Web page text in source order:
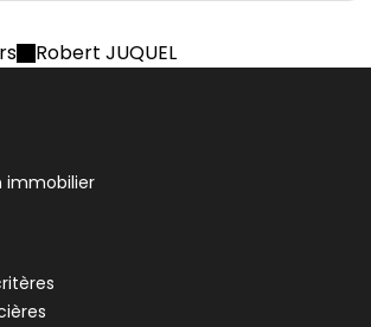
Robert JUQUEL
immobilier